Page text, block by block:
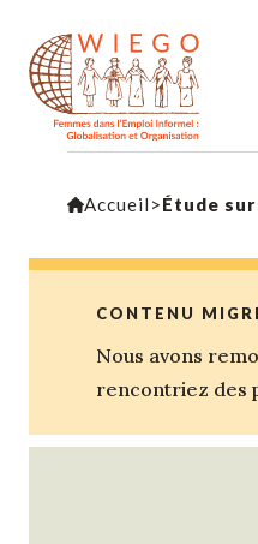
Accueil >Étude
CONTENU
Nous avons
rencontriez des